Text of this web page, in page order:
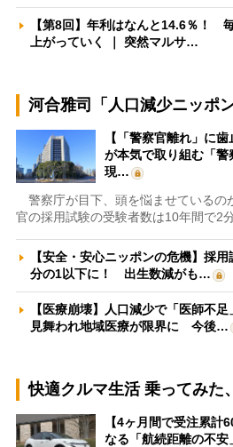
【第8回】年利はなんと14.6％！
上がっていく ｜ 突然マルサ…
河合雅司「人口減少ニッポ
【「警察官離れ」に
が本気で取り組む「
現…
警察庁が目下、頭を悩ませているの
官の採用試験の受験者数は10年間で2
【安全・安心ニッポンの危機】採
分の1以下に！ 出生数減がも…
【医療崩壊】人口減少で「医師不
見舞われ地域医療が限界に 今後…
快適クルマ生活 乗ってみた
【4ヶ月間で受注累計
なる「航続距離の不